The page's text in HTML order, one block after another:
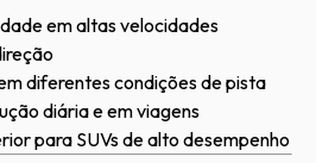
em altas velocidades
diferentes condições de pista
diária e em viagens
para SUVs de alto desempenho